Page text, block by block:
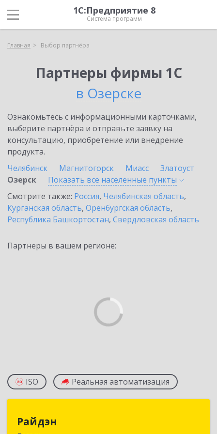
1С:Предприятие 8
Система программ
Главная Выбор партнёра
Партнеры фирмы 1С
в Озерске
Ознакомьтесь с информационными карточками,
выберите партнёра и отправьте заявку на
консультацию, приобретение или внедрение
продукта.
Челябинск
Магнитогорск Миасс
Златоуст
Озерск
Показать все населенные пункты
Смотрите также: Россия, Челябинская область,
Курганская область, Оренбургская область,
Республика Башкортостан, Свердловская область
Партнеры в вашем регионе:
ISO Реальная автоматизация
Райдэн